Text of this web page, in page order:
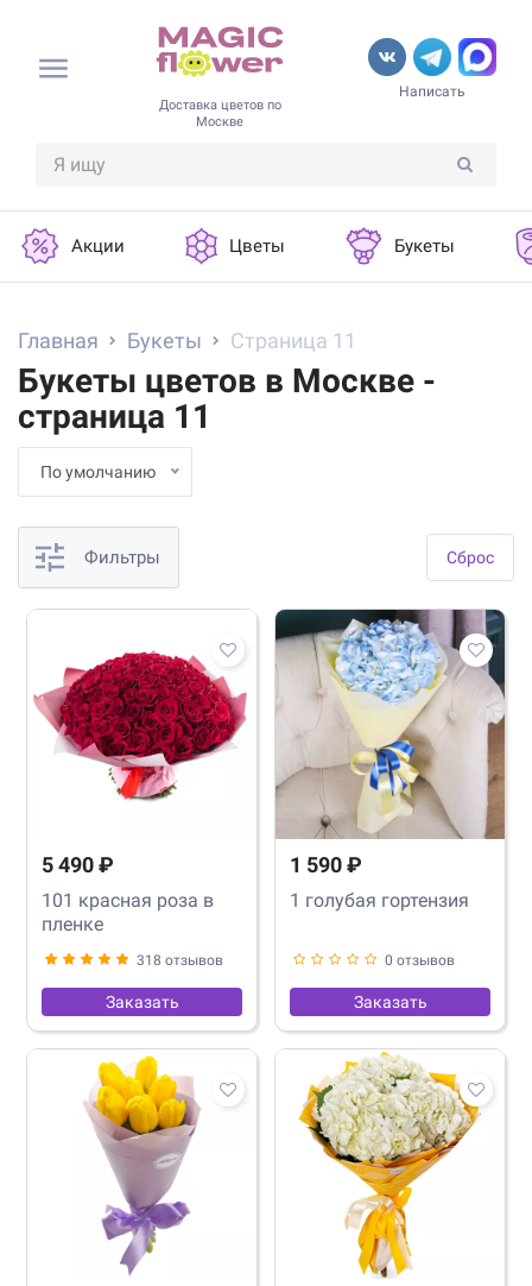
Доставка цветов по
Москве
Написать
Акции Цветы Букеты
Главная Букеты Страница 11
Букеты цветов в Москве -
страница 11
По умолчанию
Фильтры Cброс
5 490 ₽
101 красная роза в
пленке
318 отзывов
Заказать
1 590 ₽
1 голубая гортензия
0 отзывов
Заказать